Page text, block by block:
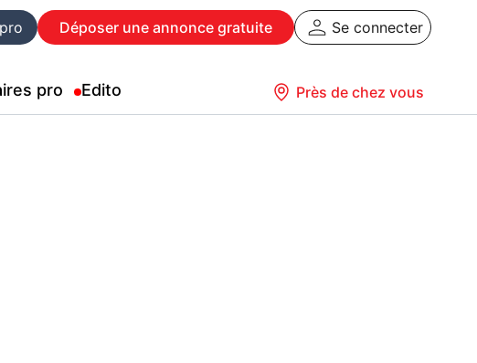
Déposer une annonce gratuite Se connecter
pro Edito Près de chez vous